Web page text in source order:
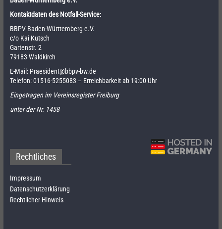
Kontaktdaten des Notfall-Service:
BBPV Baden-Württemberg e.V.
c/o Kai Kutsch
Gartenstr. 2
79183 Waldkirch
E-Mail: Praesident@bbpv-bw.de
Telefon:01516-5255083 – Erreichbarkeit ab 19:00 Uhr
Eingetragen im Vereinsregister Freiburg
unter der Nr. 1458
Rechtliches
Impressum
Datenschutzerklärung
Rechtlicher Hinweis